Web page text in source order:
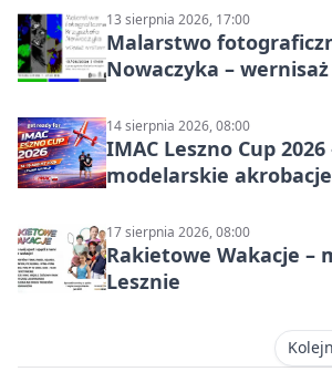
13 sierpnia 2026, 17:00
Malarstwo
Nowaczyka –
14 sierpnia 2026, 08:00
IMAC Leszno Cup
modelarskie
17 sierpnia 2026, 08:00
Rakietowe Wakacje –
Lesznie